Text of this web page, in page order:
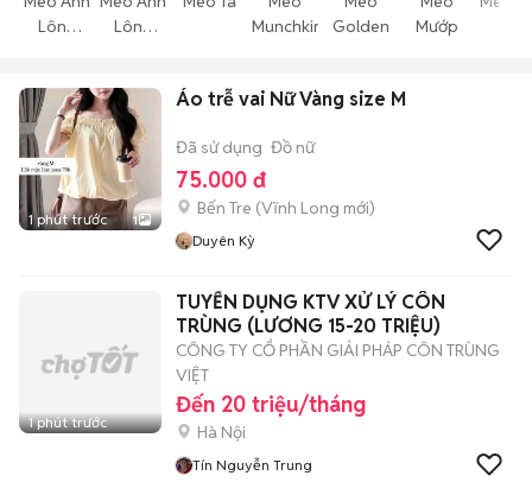
Lông
Lông
Munchkin
Golden
Mướp
1 phút trước 1
Áo trễ vai Nữ Vàng size M
Đã sử dụng Đồ nữ
75.000 đ
Bến Tre (Vĩnh Long mới)
Duyên Kỳ
1 phút trước
TUYỂN DỤNG KTV XỬ LÝ CÔN
TRÙNG (LƯƠNG 15-20 TRIỆU)
CÔNG TY CỔ PHẦN GIẢI PHÁP CÔN TRÙNG
VIỆT
Đến 20 triệu/tháng
Hà Nội
Tín Nguyễn Trung